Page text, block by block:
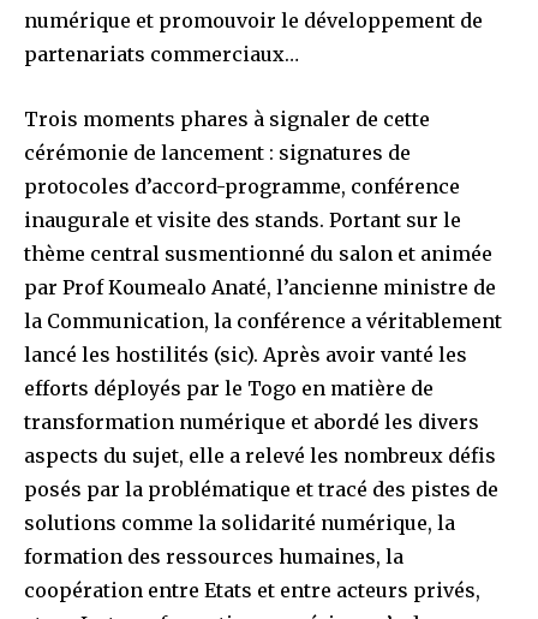
numérique et promouvoir le développement de
partenariats commerciaux…
Trois moments phares à signaler de cette
cérémonie de lancement : signatures de
protocoles d’accord-programme, conférence
inaugurale et visite des stands. Portant sur le
thème central susmentionné du salon et animée
par Prof Koumealo Anaté, l’ancienne ministre de
la Communication, la conférence a véritablement
lancé les hostilités (sic). Après avoir vanté les
efforts déployés par le Togo en matière de
transformation numérique et abordé les divers
aspects du sujet, elle a relevé les nombreux défis
posés par la problématique et tracé des pistes de
solutions comme la solidarité numérique, la
formation des ressources humaines, la
coopération entre Etats et entre acteurs privés,